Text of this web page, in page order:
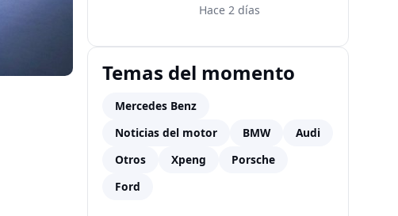
Hace 2 días
Temas del momento
Mercedes Benz
Noticias del motor
BMW
Audi
Otros
Xpeng
Porsche
Ford